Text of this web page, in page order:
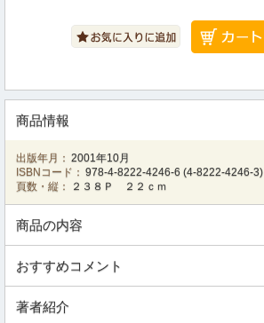
商品情報
出版年月： 2001年10月
ISBNコード： 978-4-8222-4246-6 (4-8222-4246-3)
頁数・縦：
２３８Ｐ ２２ｃｍ
商品の内容
おすすめコメント
著者紹介